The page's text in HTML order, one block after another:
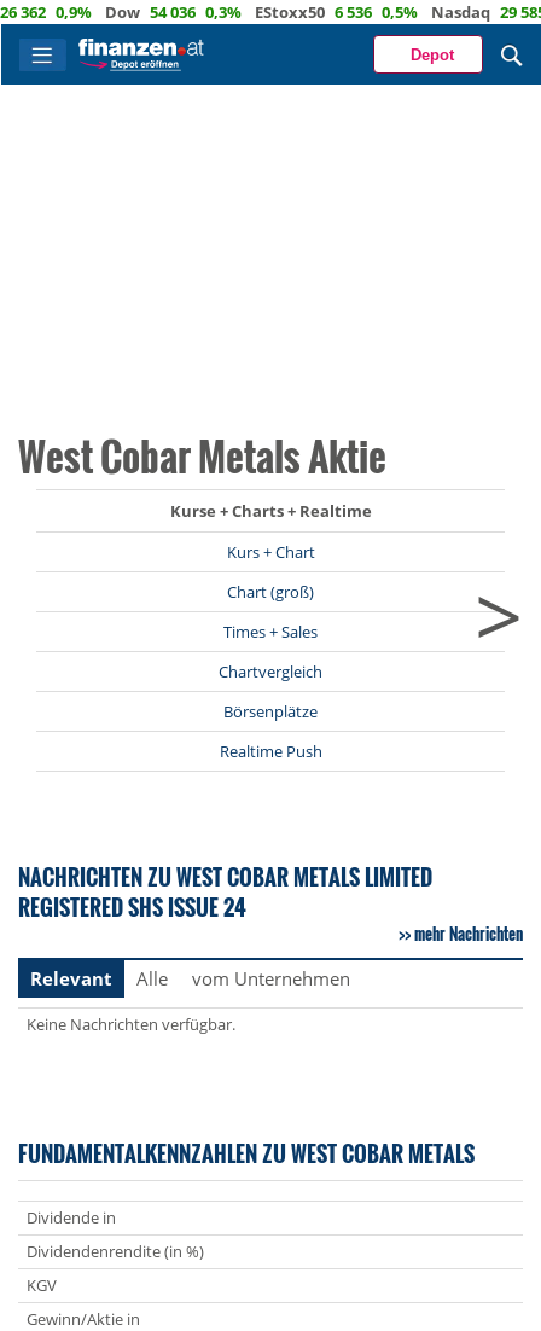
0,9% Dow 54 036 0,3% EStoxx50 6 536 0,5% Nasdaq 29 585
Depot
West Cobar Metals Aktie
Kurse + Charts + Realtime
Kurs + Chart
Chart (groß)
Times + Sales
Chartvergleich
Börsenplätze
Realtime Push
>
NACHRICHTEN ZU WEST COBAR METALS LIMITED
REGISTERED SHS ISSUE 24
mehr Nachrichten
Relevant
Alle vom Unternehmen
Keine Nachrichten verfügbar.
FUNDAMENTALKENNZAHLEN ZU WEST COBAR METALS
Dividende in
Dividendenrendite (in %)
KGV
Gewinn/Aktie in